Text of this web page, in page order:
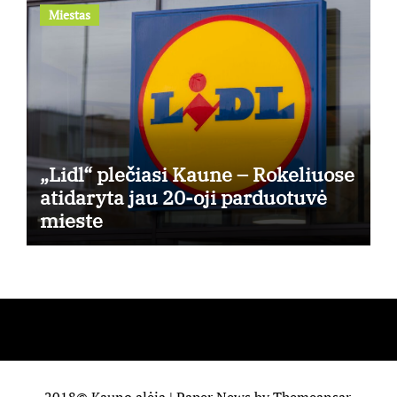
Miestas
„Lidl“ plečiasi Kaune – Rokeliuose
atidaryta jau 20-oji parduotuvė
mieste